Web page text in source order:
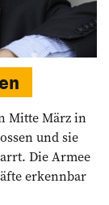
Mitte März in
und sie
Die Armee
erkennbar